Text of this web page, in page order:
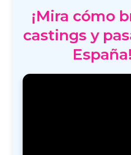
¡Mira cómo
castings y